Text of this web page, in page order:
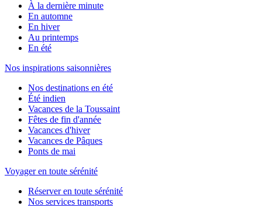
À la dernière minute
En automne
En hiver
Au printemps
En été
Nos inspirations saisonnières
Nos destinations en été
Été indien
Vacances de la Toussaint
Fêtes de fin d'année
Vacances d'hiver
Vacances de Pâques
Ponts de mai
Voyager en toute sérénité
Réserver en toute sérénité
Nos services transports